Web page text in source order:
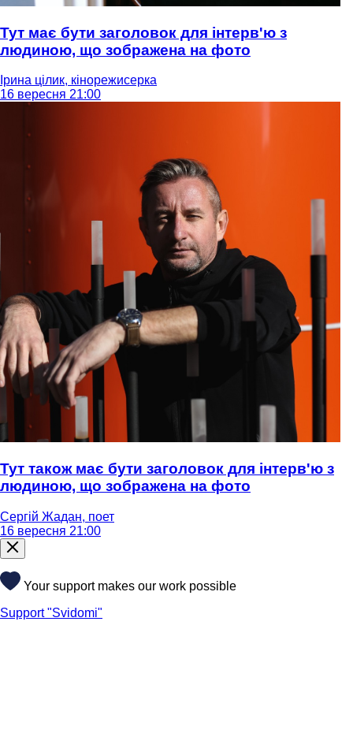
Тут має бути заголовок для інтерв'ю з
людиною, що зображена на фото
Ірина цілик, кінорежисерка
16 вересня 21:00
Тут також має бути заголовок для інтерв'ю з
людиною, що зображена на фото
Сергій Жадан, поет
16 вересня 21:00
Your support makes our work possible
Support "Svidomi"